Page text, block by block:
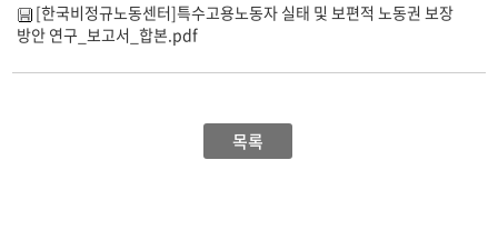
[한국비정규노동센터]특수고용노동자 실태 및 보편적 노동권 보장
방안 연구_보고서_합본.pdf
목록